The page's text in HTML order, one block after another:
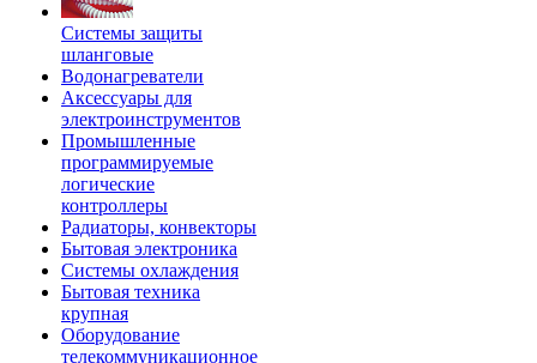
Системы защиты
шланговые
Водонагреватели
Аксессуары для
электроинструментов
Промышленные
программируемые
логические
контроллеры
Радиаторы, конвекторы
Бытовая электроника
Системы охлаждения
Бытовая техника
крупная
Оборудование
телекоммуникационное